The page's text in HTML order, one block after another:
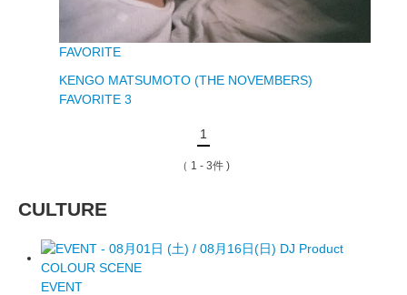
FAVORITE
KENGO MATSUMOTO (THE NOVEMBERS)
FAVORITE 3
1
（ 1 - 3件 )
CULTURE
EVENT